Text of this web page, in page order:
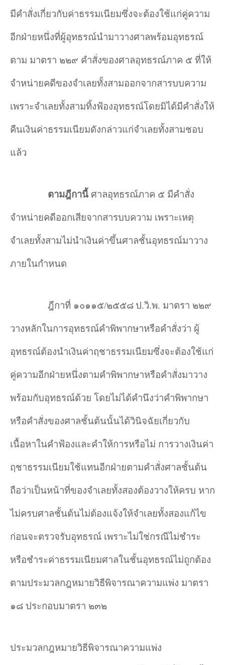
มีคำสั่งเกี่ยวกับค่าธรรมเนียมซึ่งจะต้องใช้แก่คู่ความ
อีกฝ่ายหนึ่งที่ผู้อุทธรณ์นำมาวางศาลพร้อมอุทธรณ์
ตาม มาตรา ๒๒๙ คำสั่งของศาลอุทธรณ์ภาค ๕ ที่ให้
จำหน่ายคดีของจำเลยทั้งสามออกจากสารบบความ
เพราะจำเลยทั้งสามทิ้งฟ้องอุทธรณ์โดยมิได้มีคำสั่งให้
คืนเงินค่าธรรมเนียมดังกล่าวแก่จำเลยทั้งสามชอบ
แล้ว
ตามฎีกานี้ ศาลอุทธรณ์ภาค ๕ มีคำสั่ง
จำหน่ายคดีออกเสียจากสารบบความ เพราะเหตุ
จำเลยทั้งสามไม่นำเงินค่าขึ้นศาลชั้นอุทธรณ์มาวาง
ภายในกำหนด
ฎีกาที่ ๑๐๑๑๕/๒๕๕๘ ป.วิ.พ. มาตรา ๒๒๙
วางหลักในการอุทธรณ์คำพิพากษาหรือคำสั่งว่า ผู้
อุทธรณ์ต้องนำเงินค่าฤชาธรรมเนียมซึ่งจะต้องใช้แก่
คู่ความอีกฝ่ายหนึ่งตามคำพิพากษาหรือคำสั่งมาวาง
พร้อมกับอุทธรณ์ด้วย โดยไม่ได้คำนึงว่าคำพิพากษา
หรือคำสั่งของศาลชั้นต้นนั้นได้วินิจฉัยเกี่ยวกับ
เนื้อหาในคำฟ้องและคำให้การหรือไม่ การวางเงินค่า
ฤชาธรรมเนียมใช้แทนอีกฝ่ายตามคำสั่งศาลชั้นต้น
ถือว่าเป็นหน้าที่ของจำเลยทั้งสองต้องวางให้ครบ หาก
ไม่ครบศาลชั้นต้นไม่ต้องแจ้งให้จำเลยทั้งสองแก้ไข
ก่อนจะตรวจรับอุทธรณ์ เพราะไม่ใช่กรณีไม่ชำระ
หรือชำระค่าธรรมเนียมศาลในชั้นอุทธรณ์ไม่ถูกต้อง
ตามประมวลกฎหมายวิธีพิจารณาความแพ่ง มาตรา
๑๘ ประกอบมาตรา ๒๓๒
ประมวลกฎหมายวิธีพิจารณาความแพ่ง